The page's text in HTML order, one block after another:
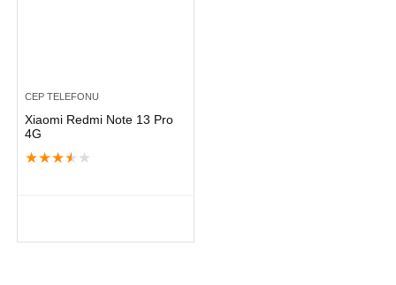
CEP TELEFONU
Xiaomi Redmi Note 13 Pro
4G
★★★★ ★